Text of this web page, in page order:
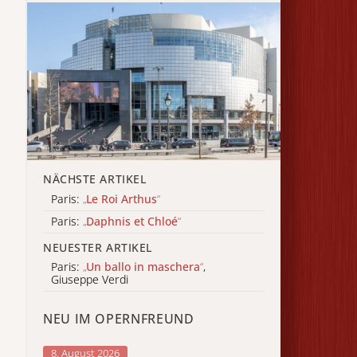
NÄCHSTE ARTIKEL
Paris: „Le Roi Arthus“
Paris: „Daphnis et Chloé“
NEUESTER ARTIKEL
Paris: „Un ballo in maschera“,
Giuseppe Verdi
NEU IM OPERNFREUND
8. August 2026